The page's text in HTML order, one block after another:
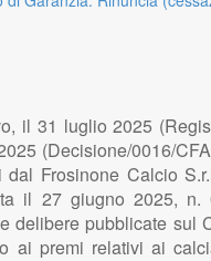
il 31 luglio 2025
(Decisione/0016/
Frosinone Calcio
il 27 giugno 2025, n.
delibere pubblicate sul
ai premi relativi ai